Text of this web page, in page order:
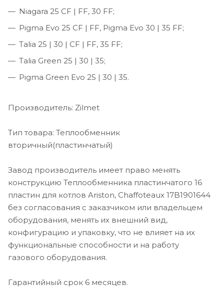
Niagara 25 CF | FF, 30 FF;
Pigma Evo 25 CF | FF, Pigma Evo 30 | 35 FF;
Talia 25 | 30 | CF | FF, 35 FF;
Talia Green 25 | 30 | 35;
Pigma Green Evo 25 | 30 | 35.
Производитель: Zilmet
Тип товара: Теплообменник
вторичный(пластинчатый)
Завод производитель имеет право менять
конструкцию Теплообменника пластинчатого 16
пластин для котлов Ariston, Chaffoteaux 17B1901644
без согласования с заказчиком или владельцем
оборудования, менять их внешний вид,
конфигурацию и упаковку, что не влияет на их
функциональные способности и на работу
газового оборудования.
Гарантийный срок 6 месяцев.